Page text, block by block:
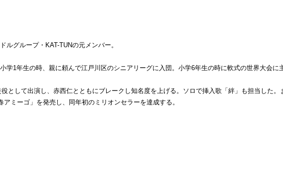
グループ・KAT-TUNの元メンバー。
1年生の時、親に頼んで江戸川区のシニアリーグに入団。小学6年生の時に軟式の世界大会に
として出演し、赤西仁とともにブレークし知名度を上げる。ソロで挿入歌「絆」も担当した
ミーゴ」を発売し、同年初のミリオンセラーを達成する。